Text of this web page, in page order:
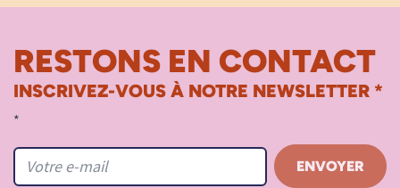
RESTONS EN CONTACT
INSCRIVEZ-VOUS À NOTRE NEWSLETTER *
*